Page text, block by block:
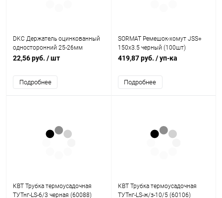
DKC Держатель оцинкованный
односторонний 25-26мм
(53344)
22,56 руб. / шт
Подробнее
SORMAT Ремешок-хомут JSS+
150х3.5 черный (100шт)
419,87 руб. / уп-ка
Подробнее
КВТ Трубка термоусадочная
ТУТнг-LS-6/3 черная (60088)
КВТ Трубка термоусадочная
ТУТнг-LS-ж/з-10/5 (60106)